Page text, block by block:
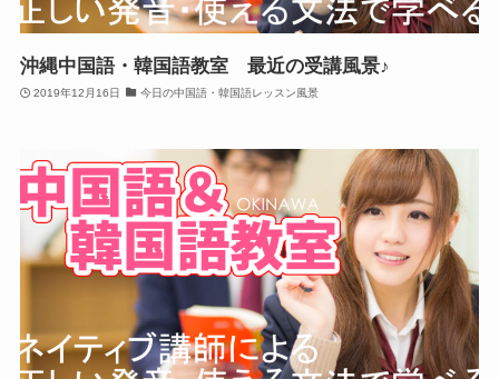
沖縄中国語・韓国語教室 最近の受講風景♪
2019年12月16日 今日の中国語・韓国語レッスン風景